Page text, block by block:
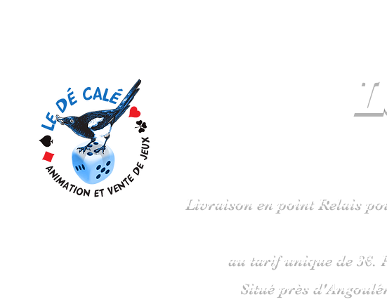
Livraison en point Relais
au tarif unique de 3€.
Situé près